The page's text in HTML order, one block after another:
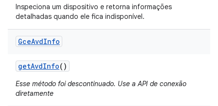
Inspeciona um dispositivo e retorna informações
detalhadas quando ele fica indisponível.
GceAvdInfo
getAvdInfo()
Esse método foi descontinuado. Use a API de conexão
diretamente